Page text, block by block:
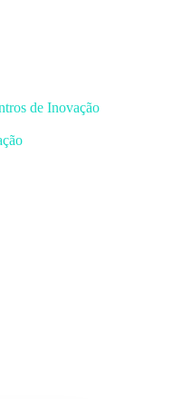
de Inovação